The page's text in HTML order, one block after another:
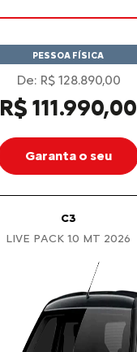
PESSOA FÍSICA
De: R$ 128.890,00
R$ 111.990,00
Garanta o seu
C3
LIVE PACK 1.0 MT 2026